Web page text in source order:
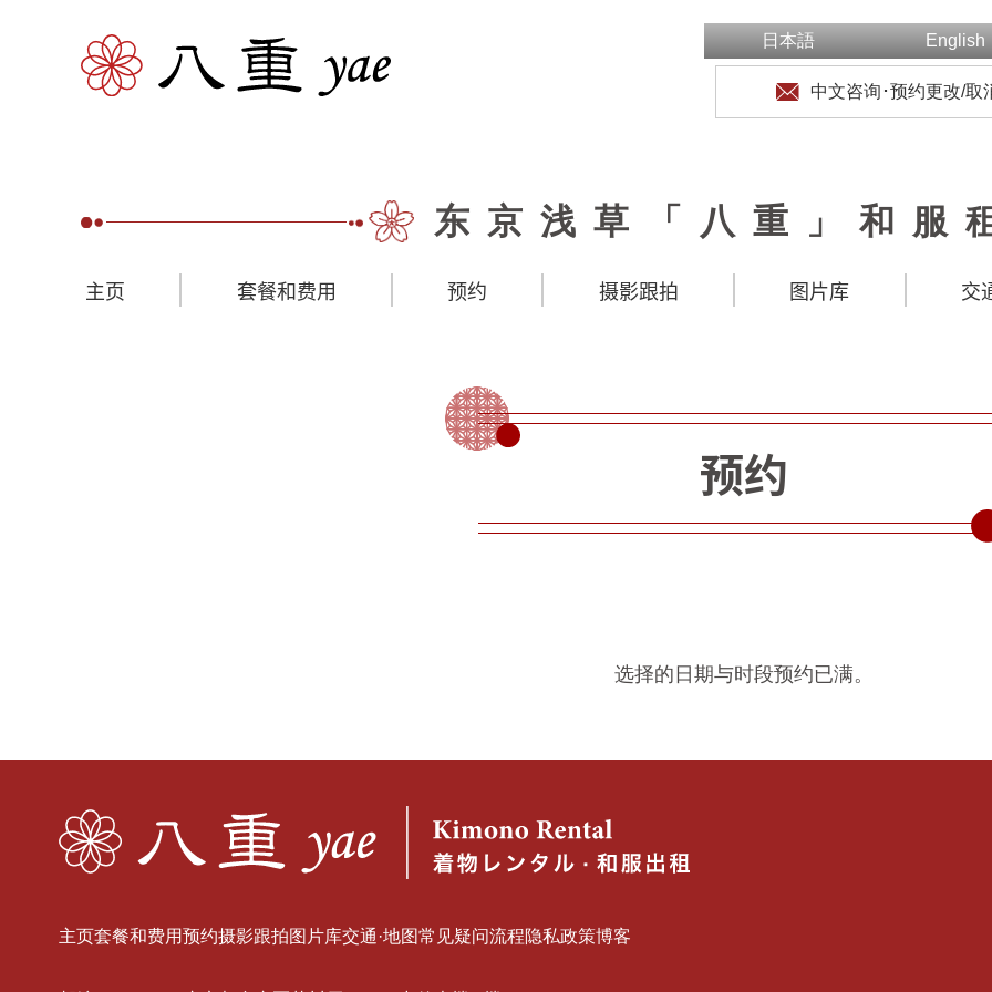
日本語 English
中文咨询･预约更改/取
东京浅草「八重」和服
主页 套餐和费用 预约 摄影跟拍 图片库 交
预约
选择的日期与时段预约已满。
主页套餐和费用预约摄影跟拍图片库交通·地图常见疑问流程隐私政策博客